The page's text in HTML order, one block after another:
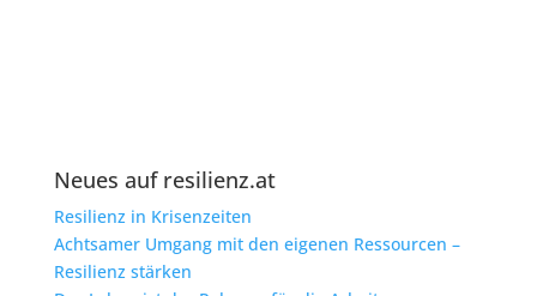
Neues auf resilienz.at
Resilienz in Krisenzeiten
Achtsamer Umgang mit den eigenen Ressourcen –
Resilienz stärken